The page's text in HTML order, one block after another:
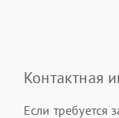
Контактная
Если требуется